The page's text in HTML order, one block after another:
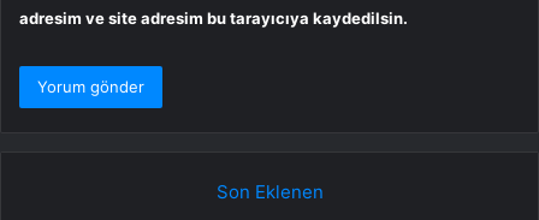
adresim ve site adresim bu tarayıcıya kaydedilsin.
Son Eklenen